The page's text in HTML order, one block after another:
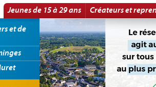
informent ! | Détail d'une actualité
Jeunes de 15 à 29 ans Créateurs et
et de